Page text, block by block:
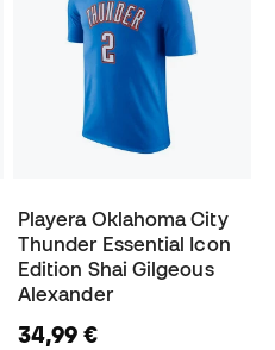
Playera Oklahoma City
Thunder Essential Icon
Edition Shai Gilgeous
Alexander
34,99 €